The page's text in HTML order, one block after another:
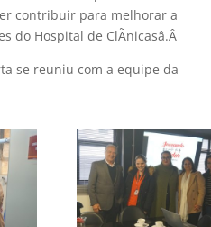
contribuir para melhorar a
Hospital de ClÃ­nicasâ.Â
se reuniu com a equipe da